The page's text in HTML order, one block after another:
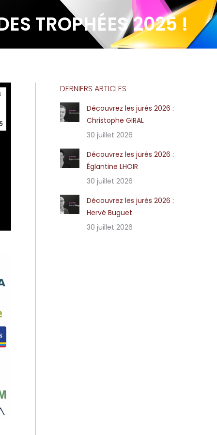
TROPHÉES 2025 !
DERNIERS ARTICLES
Découvrez les jurés 2026 :
Christophe GIRAL
30 juillet 2026
Découvrez les jurés 2026 :
Églantine LHOIR
30 juillet 2026
Découvrez les jurés 2026 :
Hervé Buguet
30 juillet 2026